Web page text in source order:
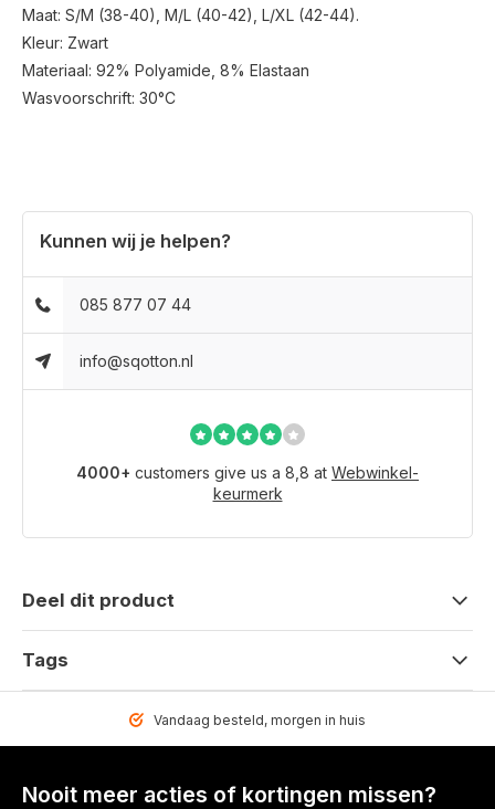
Maat: S/M (38-40), M/L (40-42), L/XL (42-44).
Kleur: Zwart
Materiaal: 92% Polyamide, 8% Elastaan
Wasvoorschrift: 30°C
Kunnen wij je helpen?
085 877 07 44
info@sqotton.nl
4000+ customers give us a 8,8 at Webwinkel-
keurmerk
Deel dit product
Tags
Vandaag besteld, morgen in huis
Nooit meer acties of kortingen missen?